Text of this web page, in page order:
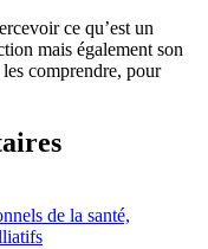
ce qu’est un
mais également son
comprendre, pour
de la santé,